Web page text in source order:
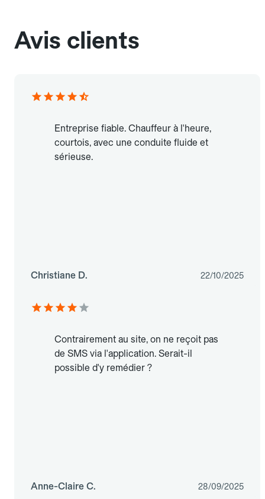
Avis clients
Entreprise fiable. Chauffeur à l'heure,
courtois, avec une conduite fluide et
sérieuse.
Christiane D. 22/10/2025
Contrairement au site, on ne reçoit pas
de SMS via l'application. Serait-il
possible d'y remédier ?
Anne-Claire C. 28/09/2025